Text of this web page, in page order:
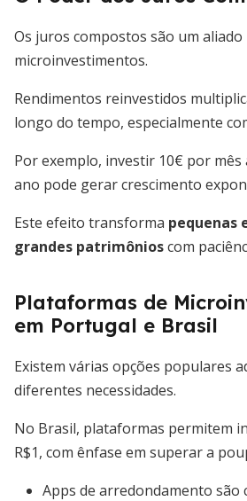
Os juros compostos são um
microinvestimentos.
Rendimentos reinvestidos
longo do tempo, especialmente
Por exemplo, investir 10€ por mês
ano pode gerar crescimento
Este efeito transforma pequenas
grandes patrimônioscom
Plataformas de
em Portugal e Brasil
Existem várias opções populares
diferentes necessidades.
No Brasil, plataformas permitem
R$1, com ênfase em superar a
Apps de arredondamento são